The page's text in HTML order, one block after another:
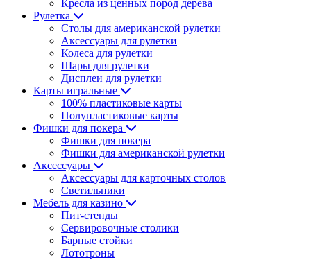
Кресла из ценных пород дерева
Рулетка
Столы для американской рулетки
Аксессуары для рулетки
Колеса для рулетки
Шары для рулетки
Дисплеи для рулетки
Карты игральные
100% пластиковые карты
Полупластиковые карты
Фишки для покера
Фишки для покера
Фишки для американской рулетки
Аксессуары
Аксессуары для карточных столов
Светильники
Мебель для казино
Пит-стенды
Сервировочные столики
Барные стойки
Лототроны